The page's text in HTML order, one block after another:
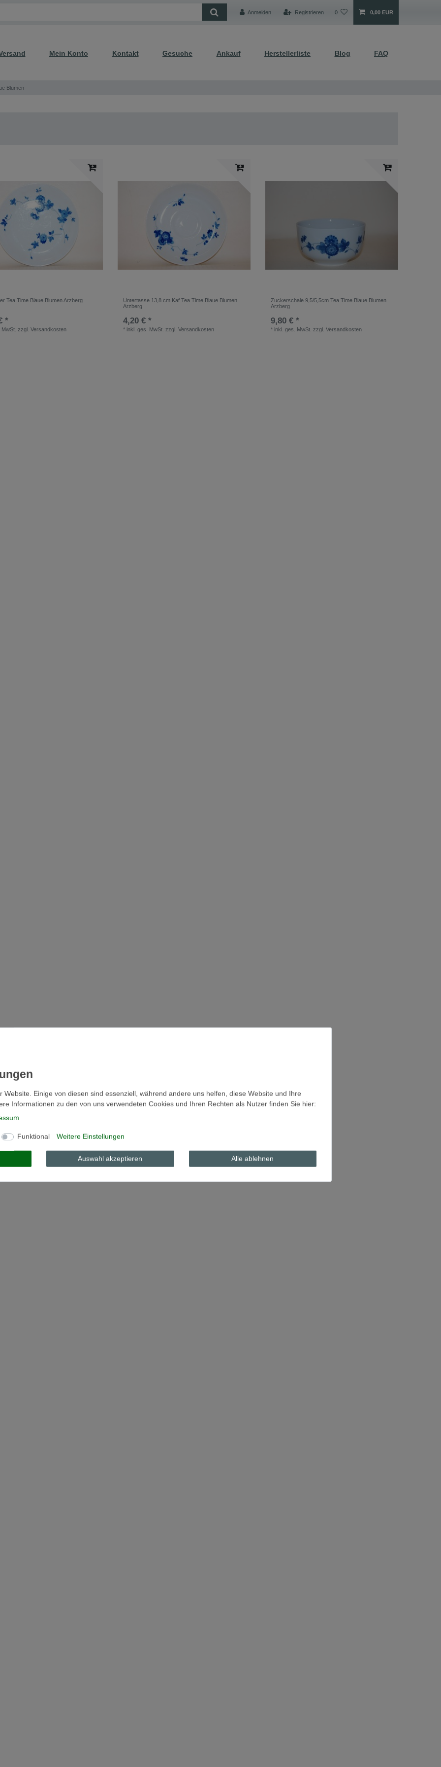
Anmelden Registrieren 0 0,00 EUR
Mein Konto Kontakt Gesuche Ankauf Herstellerliste Blog FAQ
Blumen
Tea Time Blaue Blumen Arzberg
*
zzgl.Versandkosten
Untertasse 13,8 cm Kaf Tea Time Blaue Blumen
Arzberg
4,20 € *
* inkl. ges. MwSt. zzgl.Versandkosten
Zuckerschale 9,5/5,5cm Tea Time Blaue Blumen
Arzberg
9,80 € *
* inkl. ges. MwSt. zzgl.Versandkosten
Website. Einige von diesen sind essenziell, während andere uns helfen, diese Website und Ihre
Informationen zu den von uns verwendeten Cookies und Ihren Rechten als Nutzer finden Sie hier:
Funktional Weitere Einstellungen
Auswahl akzeptieren Alle ablehnen